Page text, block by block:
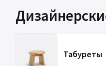
Табуреты